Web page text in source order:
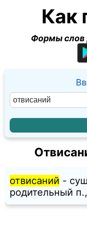
Как
Формы слов
отвисаний -
родительный